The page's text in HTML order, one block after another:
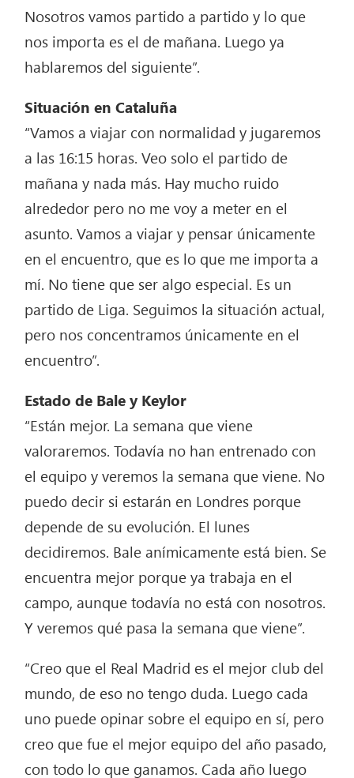
Nosotros vamos partido a partido y lo que
nos importa es el de mañana. Luego ya
hablaremos del siguiente”.
Situación en Cataluña
“Vamos a viajar con normalidad y jugaremos
a las 16:15 horas. Veo solo el partido de
mañana y nada más. Hay mucho ruido
alrededor pero no me voy a meter en el
asunto. Vamos a viajar y pensar únicamente
en el encuentro, que es lo que me importa a
mí. No tiene que ser algo especial. Es un
partido de Liga. Seguimos la situación actual,
pero nos concentramos únicamente en el
encuentro”.
Estado de Bale y Keylor
“Están mejor. La semana que viene
valoraremos. Todavía no han entrenado con
el equipo y veremos la semana que viene. No
puedo decir si estarán en Londres porque
depende de su evolución. El lunes
decidiremos. Bale anímicamente está bien. Se
encuentra mejor porque ya trabaja en el
campo, aunque todavía no está con nosotros.
Y veremos qué pasa la semana que viene”.
“Creo que el Real Madrid es el mejor club del
mundo, de eso no tengo duda. Luego cada
uno puede opinar sobre el equipo en sí, pero
creo que fue el mejor equipo del año pasado,
con todo lo que ganamos. Cada año luego